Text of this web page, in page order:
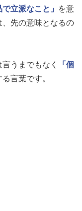
立派なこと」
を意
、先の意味となるの
言うまでもなく
「個
言葉です。